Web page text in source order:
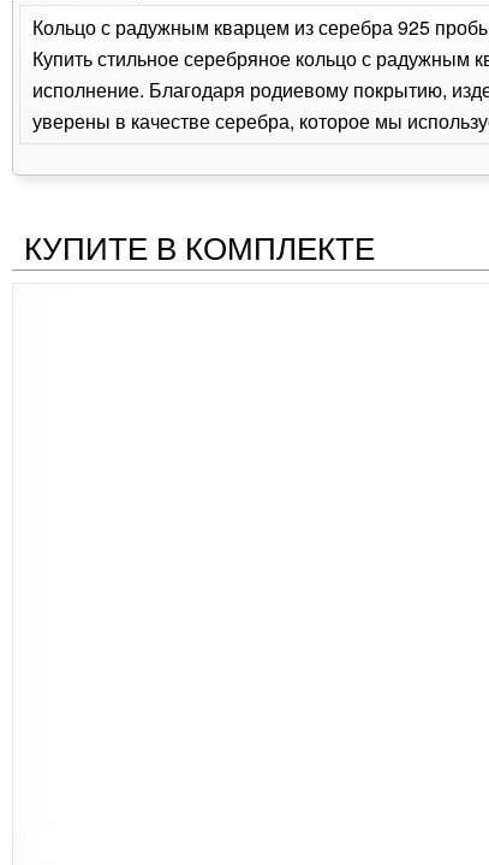
Кольцо с радужным кварцем из серебра 925
Купить стильное серебряное кольцо с радужным
исполнение. Благодаря родиевому покрытию,
уверены в качестве серебра, которое мы
КУПИТЕ В КОМПЛЕКТЕ